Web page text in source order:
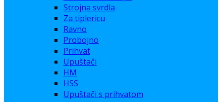
Strojna svrdla
Za tiplericu
Ravno
Probojno
Prihvat
Upuštači
HM
HSS
Upuštači s prihvatom